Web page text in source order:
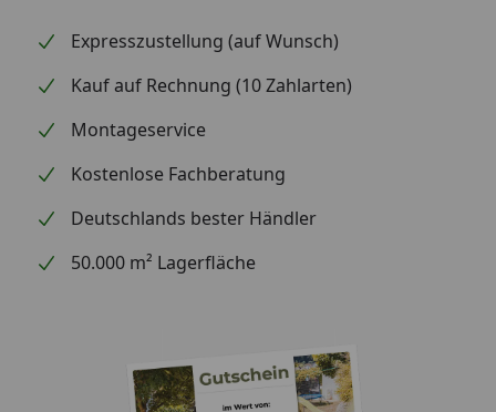
Expresszustellung (auf Wunsch)
Kauf auf Rechnung (10 Zahlarten)
Montageservice
Kostenlose Fachberatung
Deutschlands bester Händler
50.000 m² Lagerfläche